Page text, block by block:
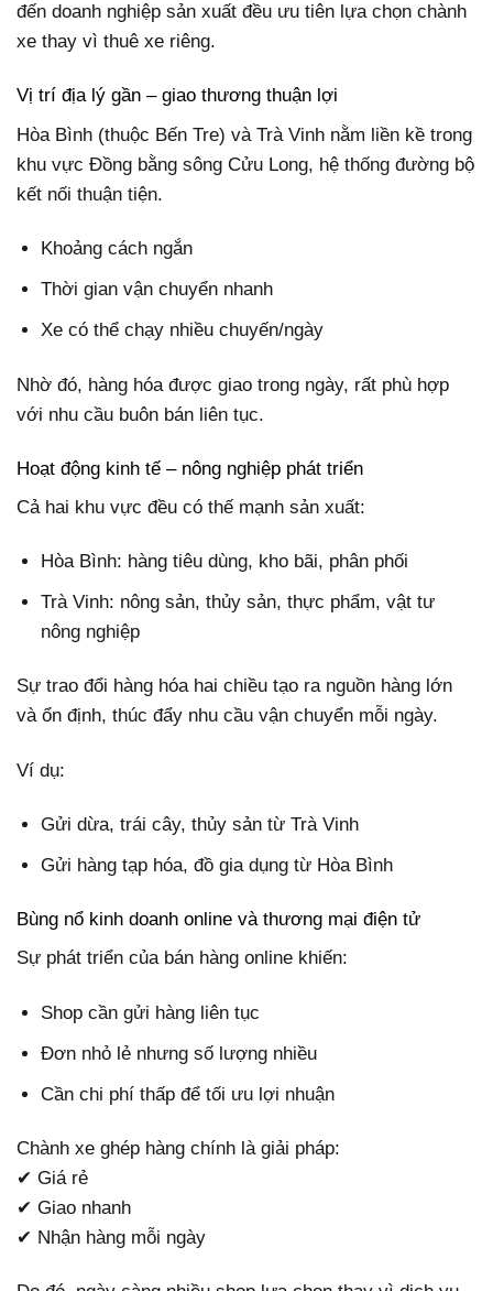
đến doanh nghiệp sản xuất đều ưu tiên lựa chọn chành
xe thay vì thuê xe riêng.
Vị trí địa lý gần – giao thương thuận lợi
Hòa Bình (thuộc Bến Tre) và Trà Vinh nằm liền kề trong
khu vực Đồng bằng sông Cửu Long, hệ thống đường bộ
kết nối thuận tiện.
Khoảng cách ngắn
Thời gian vận chuyển nhanh
Xe có thể chạy nhiều chuyến/ngày
Nhờ đó, hàng hóa được giao trong ngày, rất phù hợp
với nhu cầu buôn bán liên tục.
Hoạt động kinh tế – nông nghiệp phát triển
Cả hai khu vực đều có thế mạnh sản xuất:
Hòa Bình: hàng tiêu dùng, kho bãi, phân phối
Trà Vinh: nông sản, thủy sản, thực phẩm, vật tư
nông nghiệp
Sự trao đổi hàng hóa hai chiều tạo ra nguồn hàng lớn
và ổn định, thúc đẩy nhu cầu vận chuyển mỗi ngày.
Ví dụ:
Gửi dừa, trái cây, thủy sản từ Trà Vinh
Gửi hàng tạp hóa, đồ gia dụng từ Hòa Bình
Bùng nổ kinh doanh online và thương mại điện tử
Sự phát triển của bán hàng online khiến:
Shop cần gửi hàng liên tục
Đơn nhỏ lẻ nhưng số lượng nhiều
Cần chi phí thấp để tối ưu lợi nhuận
Chành xe ghép hàng chính là giải pháp:
✔ Giá rẻ
✔ Giao nhanh
✔ Nhận hàng mỗi ngày